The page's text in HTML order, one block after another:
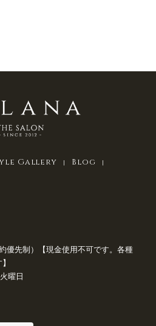
Gallery
Blog
優先制）【現金使用不可です。各種
曜日